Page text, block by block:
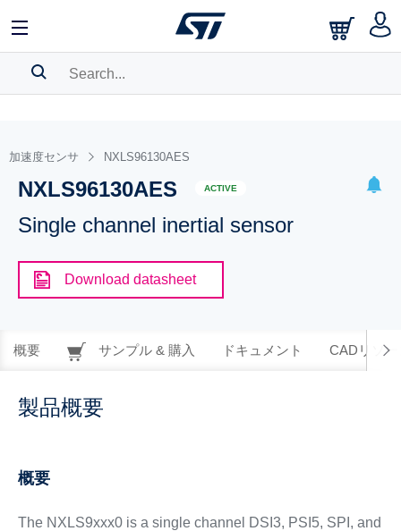
BOOKMARK
Pleaselog into show your saved searches.
加速度センサ NXLS96130AES
NXLS96130AES ACTIVE
Single channel inertial sensor
Download datasheet
概要 サンプル & 購入 ドキュメント CADリソー
製品概要
概要
The NXLS9xxx0 is a single channel DSI3, PSI5, SPI, and